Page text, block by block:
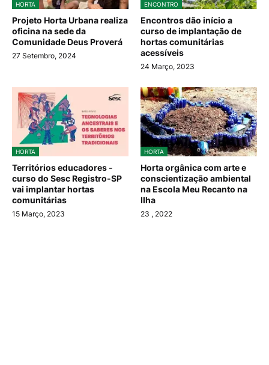
HORTA
Projeto Horta Urbana realiza
oficina na sede da
Comunidade Deus Proverá
27 Setembro, 2024
ENCONTRO
Encontros dão início a
curso de implantação de
hortas comunitárias
acessíveis
24 Março, 2023
HORTA
Territórios educadores -
curso do Sesc Registro-SP
vai implantar hortas
comunitárias
15 Março, 2023
HORTA
Horta orgânica com arte e
conscientização ambiental
na Escola Meu Recanto na
Ilha
23 , 2022